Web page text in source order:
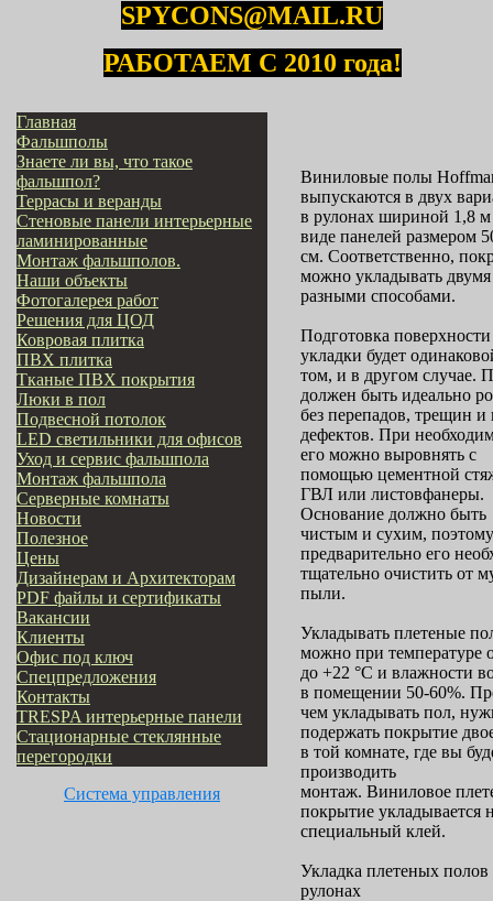
SPYCONS@MAIL.RU
РАБОТАЕМ С 2010 года!
Главная
Фальшполы
Знаете ли вы, что такое
фальшпол?
Террасы и веранды
Стеновые панели интерьерные
ламинированные
Монтаж фальшполов.
Наши объекты
Фотогалерея работ
Решения для ЦОД
Ковровая плитка
ПВХ плитка
Тканые ПВХ покрытия
Люки в пол
Подвесной потолок
LED светильники для офисов
Уход и сервис фальшпола
Монтаж фальшпола
Серверные комнаты
Новости
Полезное
Цены
Дизайнерам и Архитекторам
PDF файлы и сертификаты
Вакансии
Клиенты
Офис под ключ
Cпецпредложения
Контакты
TRESPA интерьерные панели
Стационарные стеклянные
перегородки
Система управления
Виниловые полы
выпускаются в двух
в рулонах шириной 1,8
виде панелей размером
см. Соответственно,
можно укладывать двумя
разными способами.
Подготовка
укладки будет
том, и в другом случае.
должен быть идеально
без перепадов, трещин и
дефектов. При
его можно выровнять с
помощью цементной
ГВЛ или листовфанеры.
Основание должно быть
чистым и сухим, поэтому
предварительно его
тщательно очистить от
пыли.
Укладывать плетеные
можно при температуре
до +22 °С и влажности
в помещении 50-60%.
чем укладывать пол,
подержать покрытие
в той комнате, где вы
производить
монтаж. Виниловое
покрытие укладывается
специальный клей.
Укладка плетеных полов
рулонах